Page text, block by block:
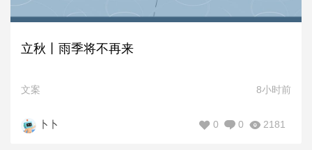
立秋丨雨季将不再来
文案 8小时前
卜卜 2181
0
0